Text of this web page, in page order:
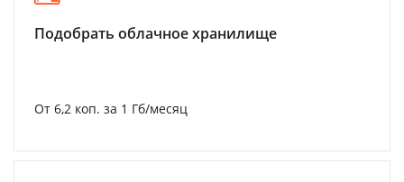
Подобрать облачное хранилище
От 6,2 коп. за 1 Гб/месяц